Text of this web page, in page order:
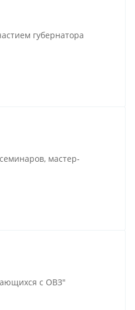
губернатора
мастер-
с ОВЗ"